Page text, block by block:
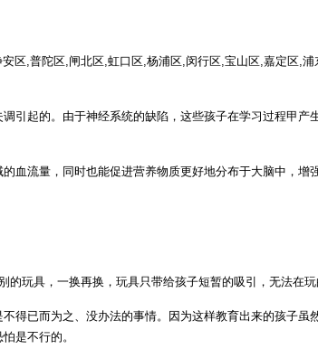
区,普陀区,闸北区,虹口区,杨浦区,闵行区,宝山区,嘉定区,
引起的。由于神经系统的缺陷，这些孩子在学习过程甲
血流量，同时也能促进营养物质更好地分布于大脑中，增
玩具，一换再换，玩具只带给孩子短暂的吸引，无法在玩
已而为之、没办法的事情。因为这样教育出来的孩子虽
是不行的。